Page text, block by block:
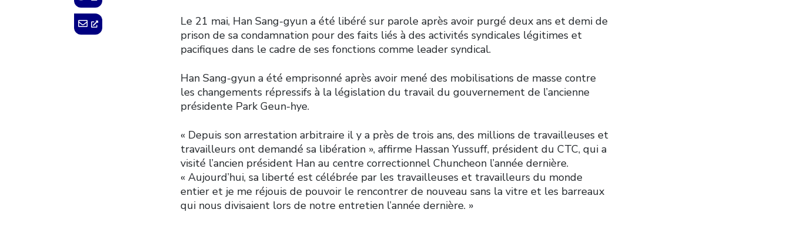
Le 21 mai, Han Sang-gyun a été libéré sur parole après avoir purgé deux ans et demi de
prison de sa condamnation pour des faits liés à des activités syndicales légitimes et
pacifiques dans le cadre de ses fonctions comme leader syndical.
Han Sang-gyun a été emprisonné après avoir mené des mobilisations de masse contre
les changements répressifs à la législation du travail du gouvernement de l’ancienne
présidente Park Geun-hye.
« Depuis son arrestation arbitraire il y a près de trois ans, des millions de travailleuses et
travailleurs ont demandé sa libération », affirme Hassan Yussuff, président du CTC, qui a
visité l’ancien président Han au centre correctionnel Chuncheon l’année dernière.
« Aujourd’hui, sa liberté est célébrée par les travailleuses et travailleurs du monde
entier et je me réjouis de pouvoir le rencontrer de nouveau sans la vitre et les barreaux
qui nous divisaient lors de notre entretien l’année dernière. »